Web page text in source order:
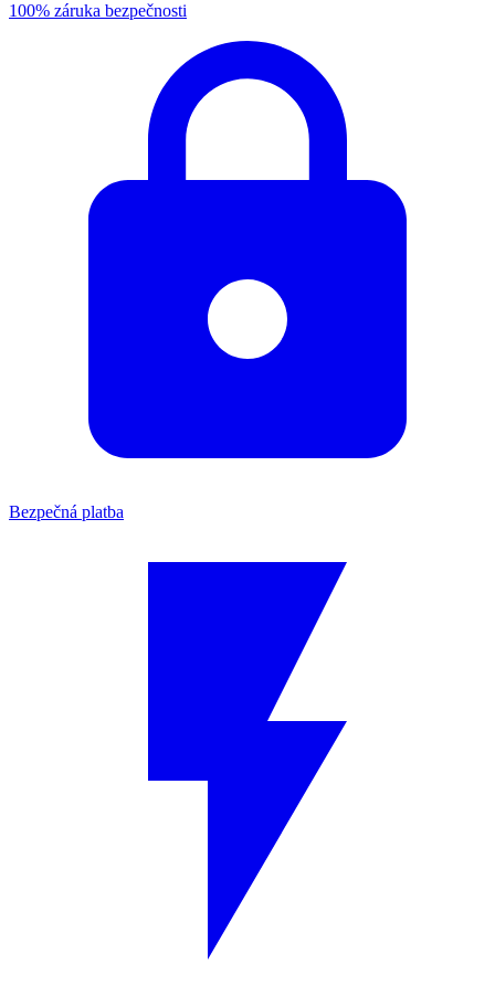
100% záruka bezpečnosti
Bezpečná platba